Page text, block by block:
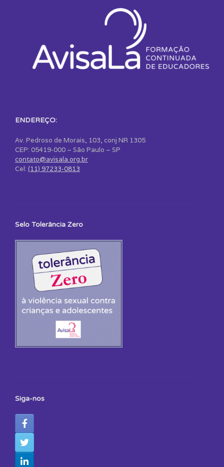
ENDEREÇO:
Av. Pedroso de Morais, 103, conj NR 1305
CEP: 05419-000 – São Paulo – SP
contato@avisala.org.br
Cel: (11) 97233-0813
Selo Tolerância Zero
Siga-nos